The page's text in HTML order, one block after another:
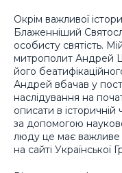
Окрім важливої
Блаженніший
особисту святість.
митрополит Андрей
його
Андрей вбачав у
наслідування на
описати в історичній
за допомогою
люду це має
на сайті Української